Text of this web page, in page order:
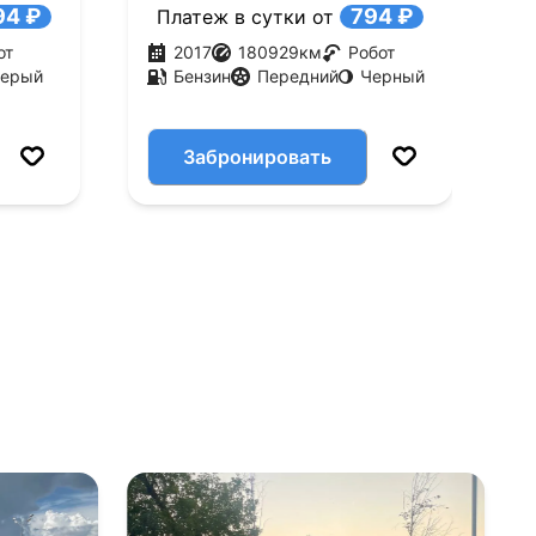
₽ Платеж в сутки от 794 ₽
2017 180929км
Робот
Бензин
Передний Черный
Забронировать